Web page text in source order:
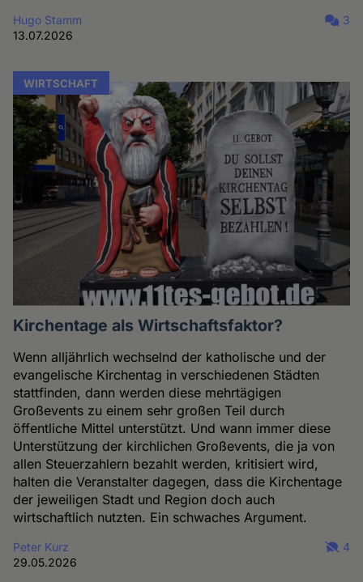
Hugo Stamm
13.07.2026
3
WIRTSCHAFT
Kirchentage als Wirtschaftsfaktor?
Wenn alljährlich wechselnd der katholische und der
evangelische Kirchentag in verschiedenen Städten
stattfinden, dann werden diese mehrtägigen
Großevents zu einem sehr großen Teil durch
öffentliche Mittel unterstützt. Und wann immer diese
Unterstützung der kirchlichen Großevents, die ja von
allen Steuerzahlern bezahlt werden, kritisiert wird,
halten die Veranstalter dagegen, dass die Kirchentage
der jeweiligen Stadt und Region doch auch
wirtschaftlich nutzten. Ein schwaches Argument.
Peter Kurz
29.05.2026
4